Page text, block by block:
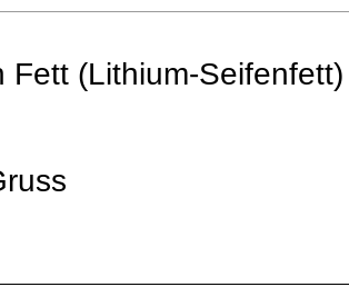
Fett (Lithium-